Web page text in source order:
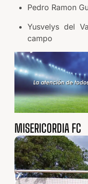
Pedro Ramon
Yusvelys del
campo
MISERICORDIA FC